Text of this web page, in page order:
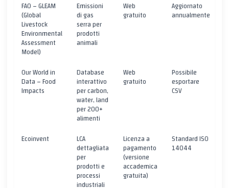
FAO – GLEAM
(Global
Livestock
Environmental
Assessment
Model)
Emissioni
di gas
serra per
prodotti
animali
Web
gratuito
Aggiornato
annualmente
Our World in
Data – Food
Impacts
Database
interattivo
per carbon,
water, land
per 200+
alimenti
Web
gratuito
Possibile
esportare
CSV
Ecoinvent LCA
dettagliata
per
prodotti e
processi
industriali
Licenza a
pagamento
(versione
accademica
gratuita)
Standard ISO
14044